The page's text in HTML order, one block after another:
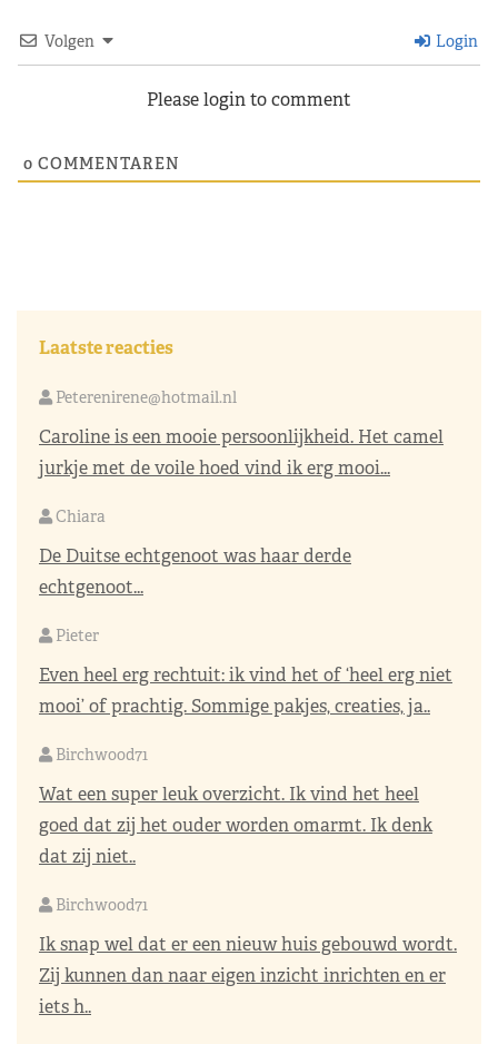
Volgen Login
Please login to comment
0 COMMENTAREN
Laatste reacties
Peterenirene@hotmail.nl
Caroline is een mooie persoonlijkheid. Het camel
jurkje met de voile hoed vind ik erg mooi...
Chiara
De Duitse echtgenoot was haar derde
echtgenoot...
Pieter
Even heel erg rechtuit: ik vind het of ‘heel erg niet
mooi’ of prachtig. Sommige pakjes, creaties, ja..
Birchwood71
Wat een super leuk overzicht. Ik vind het heel
goed dat zij het ouder worden omarmt. Ik denk
dat zij niet..
Birchwood71
Ik snap wel dat er een nieuw huis gebouwd wordt.
Zij kunnen dan naar eigen inzicht inrichten en er
iets h..